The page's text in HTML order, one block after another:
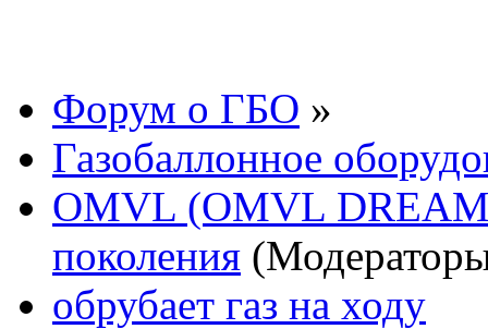
Форум о ГБО »
Газобаллонное
OMVL (OMVL
поколения
обрубает газ на ходу